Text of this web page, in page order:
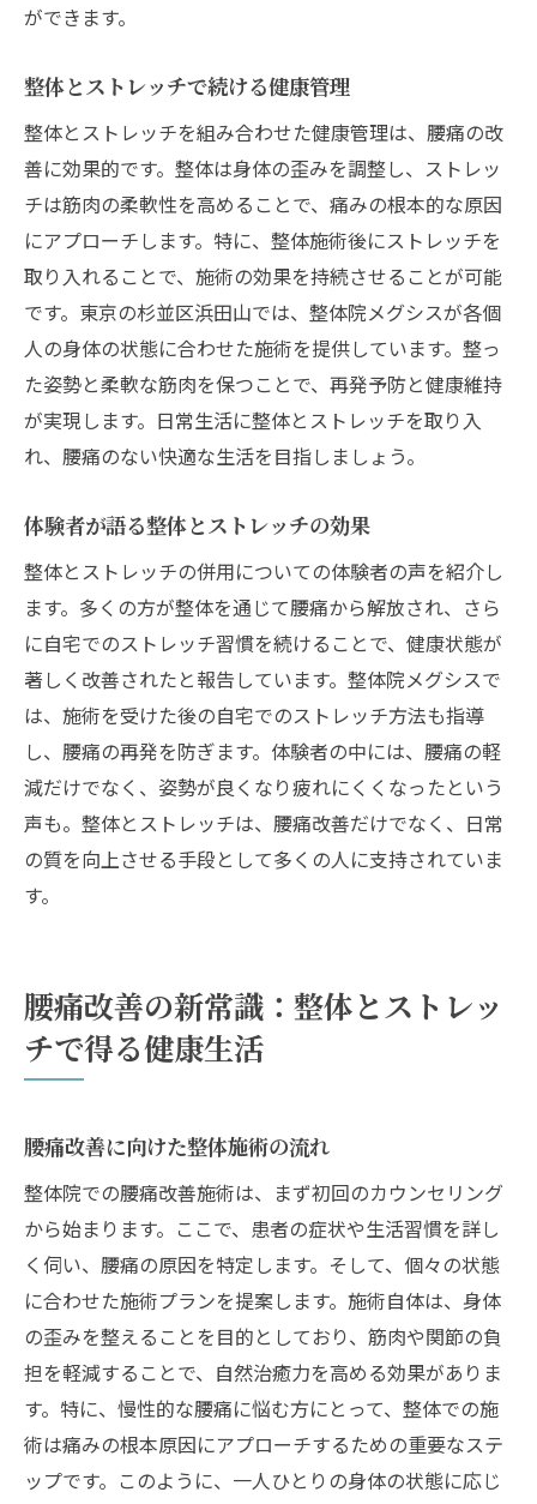
ができます。
整体とストレッチで続ける健康管理
整体とストレッチを組み合わせた健康管理は、腰痛の改
善に効果的です。整体は身体の歪みを調整し、ストレッ
チは筋肉の柔軟性を高めることで、痛みの根本的な原因
にアプローチします。特に、整体施術後にストレッチを
取り入れることで、施術の効果を持続させることが可能
です。東京の杉並区浜田山では、整体院メグシスが各個
人の身体の状態に合わせた施術を提供しています。整っ
た姿勢と柔軟な筋肉を保つことで、再発予防と健康維持
が実現します。日常生活に整体とストレッチを取り入
れ、腰痛のない快適な生活を目指しましょう。
体験者が語る整体とストレッチの効果
整体とストレッチの併用についての体験者の声を紹介し
ます。多くの方が整体を通じて腰痛から解放され、さら
に自宅でのストレッチ習慣を続けることで、健康状態が
著しく改善されたと報告しています。整体院メグシスで
は、施術を受けた後の自宅でのストレッチ方法も指導
し、腰痛の再発を防ぎます。体験者の中には、腰痛の軽
減だけでなく、姿勢が良くなり疲れにくくなったという
声も。整体とストレッチは、腰痛改善だけでなく、日常
の質を向上させる手段として多くの人に支持されていま
す。
腰痛改善の新常識：整体とストレッ
チで得る健康生活
腰痛改善に向けた整体施術の流れ
整体院での腰痛改善施術は、まず初回のカウンセリング
から始まります。ここで、患者の症状や生活習慣を詳し
く伺い、腰痛の原因を特定します。そして、個々の状態
に合わせた施術プランを提案します。施術自体は、身体
の歪みを整えることを目的としており、筋肉や関節の負
担を軽減することで、自然治癒力を高める効果がありま
す。特に、慢性的な腰痛に悩む方にとって、整体での施
術は痛みの根本原因にアプローチするための重要なステ
ップです。このように、一人ひとりの身体の状態に応じ